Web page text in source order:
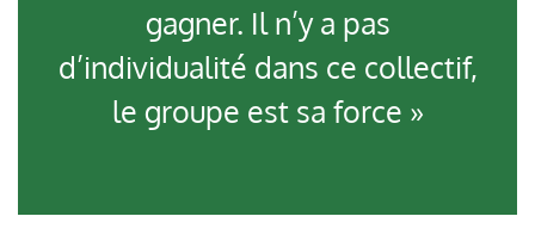
gagner. Il n’y a pas
d’individualité dans ce collectif,
le groupe est sa force »